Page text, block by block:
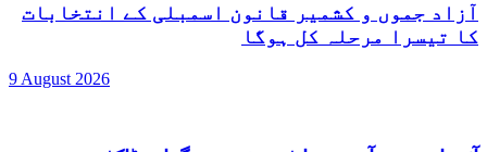
آزاد جموں و کشمیر قانون اسمبلی کے انتخابات
کا تیسرا مرحلہ کل ہوگا
9 August 2026